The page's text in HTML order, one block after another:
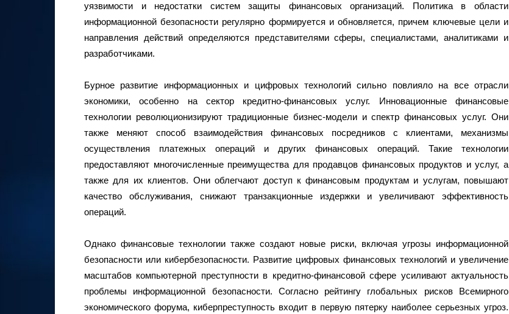
уязвимости и недостатки систем защиты финансовых организаций. Политика в области
информационной безопасности регулярно формируется и обновляется, причем ключевые цели и
направления действий определяются представителями сферы, специалистами, аналитиками и
разработчиками.
Бурное развитие информационных и цифровых технологий сильно повлияло на все отрасли
экономики, особенно на сектор кредитно-финансовых услуг. Инновационные финансовые
технологии революционизируют традиционные бизнес-модели и спектр финансовых услуг. Они
также меняют способ взаимодействия финансовых посредников с клиентами, механизмы
осуществления платежных операций и других финансовых операций. Такие технологии
предоставляют многочисленные преимущества для продавцов финансовых продуктов и услуг, а
также для их клиентов. Они облегчают доступ к финансовым продуктам и услугам, повышают
качество обслуживания, снижают транзакционные издержки и увеличивают эффективность
операций.
Однако финансовые технологии также создают новые риски, включая угрозы информационной
безопасности или кибербезопасности. Развитие цифровых финансовых технологий и увеличение
масштабов компьютерной преступности в кредитно-финансовой сфере усиливают актуальность
проблемы информационной безопасности. Согласно рейтингу глобальных рисков Всемирного
экономического форума, киберпреступность входит в первую пятерку наиболее серьезных угроз.